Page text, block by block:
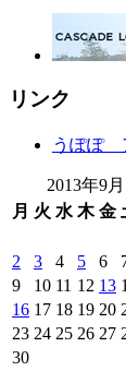
リンク
うぽぽ
2013年9月
月 火 水 木 金
2
3 4 5 6
9
10 11 12 13
16 17 18 19 20
23 24 25 26 27
30